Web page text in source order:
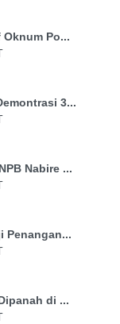
Po...
3...
Nabire ...
Penangan...
di ...